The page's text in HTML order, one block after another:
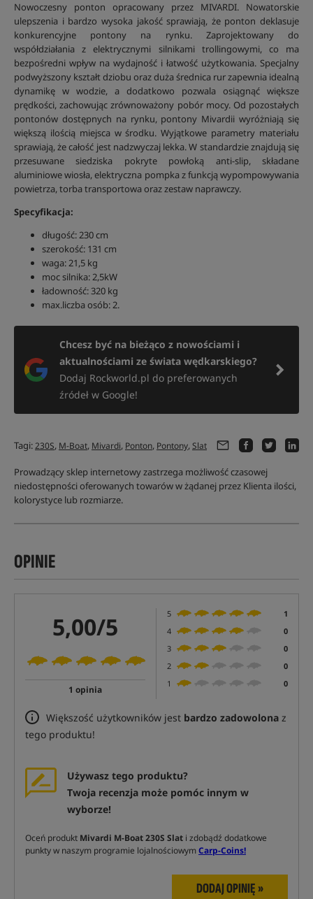
Nowoczesny ponton opracowany przez MIVARDI. Nowatorskie
ulepszenia i bardzo wysoka jakość sprawiają, że ponton deklasuje
konkurencyjne pontony na rynku. Zaprojektowany do
współdziałania z elektrycznymi silnikami trollingowymi, co ma
bezpośredni wpływ na wydajność i łatwość użytkowania. Specjalny
podwyższony kształt dziobu oraz duża średnica rur zapewnia idealną
dynamikę w wodzie, a dodatkowo pozwala osiągnąć większe
prędkości, zachowując zrównoważony pobór mocy. Od pozostałych
pontonów dostępnych na rynku, pontony Mivardii wyróżniają się
większą ilością miejsca w środku. Wyjątkowe parametry materiału
sprawiają, że całość jest nadzwyczaj lekka. W standardzie znajdują się
przesuwane siedziska pokryte powłoką anti-slip, składane
aluminiowe wiosła, elektryczna pompka z funkcją wypompowywania
powietrza, torba transportowa oraz zestaw naprawczy.
Specyfikacja:
długość: 230 cm
szerokość: 131 cm
waga: 21,5 kg
moc silnika: 2,5kW
ładowność: 320 kg
max.liczba osób: 2.
Chcesz być na bieżąco z nowościami i
aktualnościami ze świata wędkarskiego?
Dodaj Rockworld.pl do preferowanych
źródeł w Google!
Tagi:230S, M-Boat, Mivardi, Ponton, Pontony,Slat
Prowadzący sklep internetowy zastrzega możliwość czasowej
niedostępności oferowanych towarów w żądanej przez Klienta ilości,
kolorystyce lub rozmiarze.
OPINIE
5,00/5
1 opinia
5
1
4
0
3
0
2
0
1
0
Większość użytkowników jest bardzo zadowolona z
tego produktu!
Używasz tego produktu?
Twoja recenzja może pomóc innym w
wyborze!
Oceń produkt Mivardi M-Boat 230S Slat i zdobądź dodatkowe
punkty w naszym programie lojalnościowymCarp-Coins!
DODAJ OPINIĘ »